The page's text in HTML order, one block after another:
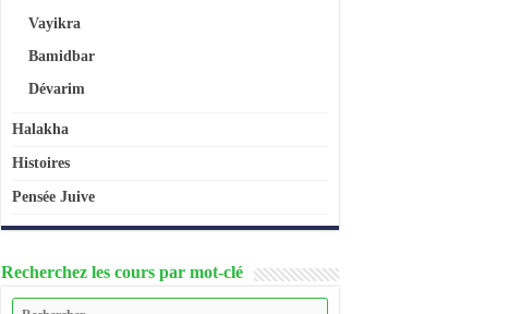
Vayikra
Bamidbar
Dévarim
Halakha
Histoires
Pensée Juive
Recherchez les cours par mot-clé